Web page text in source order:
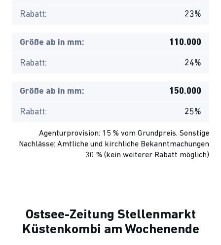
Rabatt: 23%
Größe ab in mm: 110.000
Rabatt: 24%
Größe ab in mm: 150.000
Rabatt: 25%
Agenturprovision: 15 % vom Grundpreis. Sonstige
Nachlässe: Amtliche und kirchliche Bekanntmachungen
30 % (kein weiterer Rabatt möglich)
Ostsee-Zeitung Stellenmarkt
Küstenkombi am Wochenende